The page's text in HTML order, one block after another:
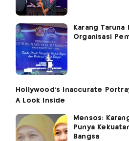
Karang Taruna
Organisasi
Mensos:
Punya
Bangsa